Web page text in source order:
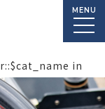
MENU
in
wp-
single.phpon